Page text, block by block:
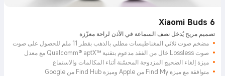
Xiaomi Buds 6
تصميم مريح يُدخل نصف السماعة في الأذن لراحة معزّزة
مضخم صوت ثلاثي المغناطيسات مطلي بالذهب بقطر 11 ملم للحصول على صوت
صوت Lossless خالٍ من الفقد مدعوم بتقنية Qualcomm® aptX™‎ مع معدل
إرسال يصل إلى 2,1 ميجابت في الثانية
ميزة إلغاء الضجيج المزدوجة المحسّنة أثناء المكالمات والاستماع
متوافقة مع ميزة Find My من Apple وميزة Find Hub من Google